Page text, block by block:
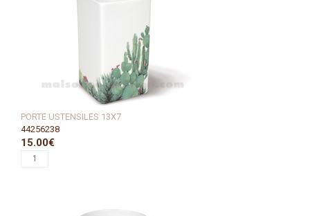
PORTE USTENSILES 13X7
44256238
15.00€